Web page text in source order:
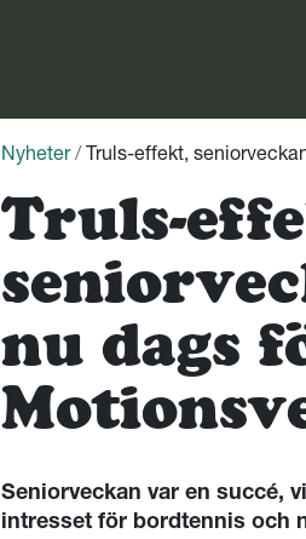
Nyheter / Truls-effekt,
Truls-
nu dags
Seniorveckan var en succé,
intresset för bordtennis och